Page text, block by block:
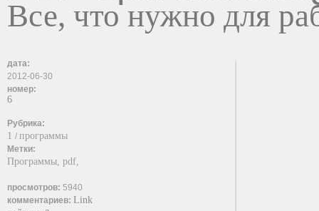
Все, что нужно для
дата:
2012-06-30
номер:
6
Рубрика:
1 / программы
Метки:
Программы, pdf,
просмотров: 5940
комментариев: Link